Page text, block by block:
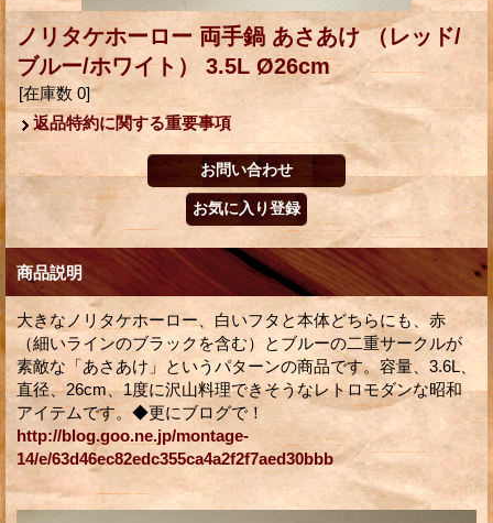
ノリタケホーロー 両手鍋 あさあけ （レッド/
ブルー/ホワイト） 3.5L Ø26cm
[在庫数 0]
返品特約に関する重要事項
商品説明
大きなノリタケホーロー、白いフタと本体どちらにも、赤
（細いラインのブラックを含む）とブルーの二重サークルが
素敵な「あさあけ」というパターンの商品です。容量、3.6L、
直径、26cm、1度に沢山料理できそうなレトロモダンな昭和
アイテムです。◆更にブログで！
http://blog.goo.ne.jp/montage-
14/e/63d46ec82edc355ca4a2f2f7aed30bbb